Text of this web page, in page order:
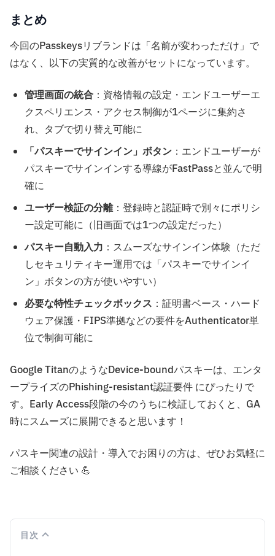
まとめ
今回のPasskeysリブランドは「名前が変わっただけ」で
はなく、以下の実質的な改善がセットになっています。
管理画面の統合 ：資格情報の設定・エンドユーザーエ
クスペリエンス・アクセス制御が1ページに集約さ
れ、タブで切り替え可能に
「パスキーでサインイン」ボタン ：エンドユーザーが
パスキーでサインインする導線がFastPassと並んで明
確に
ユーザー検証の分離：登録時と認証時で別々にポリシ
ー設定可能に（旧画面では1つの設定だった）
パスキー自動入力 ：スムーズなサインイン体験（ただ
しセキュリティキー運用では「パスキーでサインイ
ン」ボタンの方が使いやすい）
必要な特性チェックボックス ：証明書ベース・ハード
ウェア保護・FIPS準拠などの要件をAuthenticator単
位で制御可能に
Google TitanのようなDevice-boundパスキーは、エンタ
ープライズのPhishing-resistant認証要件 にぴったりで
す。Early Access段階の今のうちに検証しておくと、GA
時にスムーズに展開できると思います！
パスキー関連の設計・導入でお困りの方は、ぜひお気軽に
ご相談ください 💪
目次